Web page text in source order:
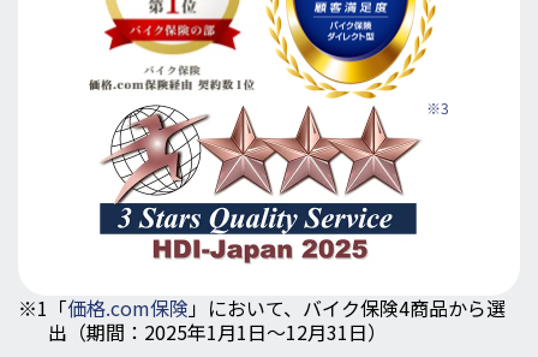
※1 「価格.com保険」において、バイク保険4商品から選
出（期間：2025年1月1日～12月31日）